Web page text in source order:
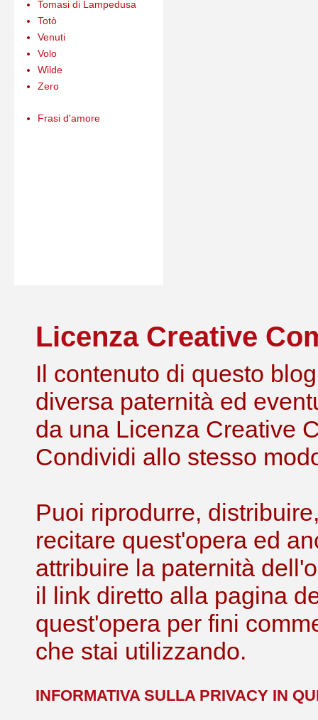
Tomasi di Lampedusa
Totò
Venuti
Volo
Wilde
Zero
Frasi d'amore
Licenza Creative
Il contenuto di questo
diversa paternità ed
da una Licenza Creative
Condividi allo stesso
Puoi riprodurre,
recitare quest'opera ed
attribuire la paternità
il link diretto alla pagina
quest'opera per fini
che stai utilizzando.
INFORMATIVA SULLA PRIVACY IN